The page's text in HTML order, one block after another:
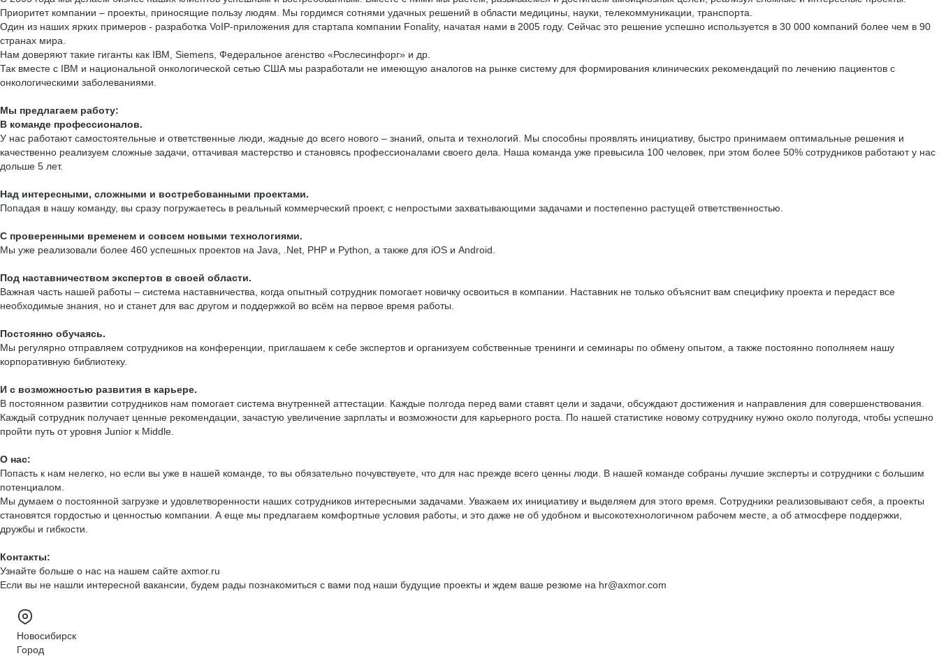
Приоритет компании – проекты, приносящие пользу людям. Мы гордимся сотнями удачных решений в области медицины, науки, телекоммуникации, транспорта.
Один из наших ярких примеров - разработка VoIP-приложения для стартапа компании Fonality, начатая нами в 2005 году. Сейчас это решение успешно используется в 30 000 компаний более чем в 90
странах мира.
Нам доверяют такие гиганты как IBM, Siemens, Федеральное агенство «Рослесинфорг» и др.
Так вместе с IBM и национальной онкологической сетью США мы разработали не имеющую аналогов на рынке систему для формирования клинических рекомендаций по лечению пациентов с
онкологическими заболеваниями.
Мы предлагаем работу:
В команде профессионалов.
У нас работают самостоятельные и ответственные люди, жадные до всего нового – знаний, опыта и технологий. Мы способны проявлять инициативу, быстро принимаем оптимальные решения и
качественно реализуем сложные задачи, оттачивая мастерство и становясь профессионалами своего дела. Наша команда уже превысила 100 человек, при этом более 50% сотрудников работают у нас
дольше 5 лет.
Над интересными, сложными и востребованными проектами.
Попадая в нашу команду, вы сразу погружаетесь в реальный коммерческий проект, с непростыми захватывающими задачами и постепенно растущей ответственностью.
С проверенными временем и совсем новыми технологиями.
Мы уже реализовали более 460 успешных проектов на Java, .Net, PHP и Python, а также для iOS и Android.
Под наставничеством экспертов в своей области.
Важная часть нашей работы – система наставничества, когда опытный сотрудник помогает новичку освоиться в компании. Наставник не только объяснит вам специфику проекта и передаст все
необходимые знания, но и станет для вас другом и поддержкой во всём на первое время работы.
Постоянно обучаясь.
Мы регулярно отправляем сотрудников на конференции, приглашаем к себе экспертов и организуем собственные тренинги и семинары по обмену опытом, а также постоянно пополняем нашу
корпоративную библиотеку.
И с возможностью развития в карьере.
В постоянном развитии сотрудников нам помогает система внутренней аттестации. Каждые полгода перед вами ставят цели и задачи, обсуждают достижения и направления для совершенствования.
Каждый сотрудник получает ценные рекомендации, зачастую увеличение зарплаты и возможности для карьерного роста. По нашей статистике новому сотруднику нужно около полугода, чтобы успешно
пройти путь от уровня Junior к Middle.
О нас:
Попасть к нам нелегко, но если вы уже в нашей команде, то вы обязательно почувствуете, что для нас прежде всего ценны люди. В нашей команде собраны лучшие эксперты и сотрудники с большим
потенциалом.
Мы думаем о постоянной загрузке и удовлетворенности наших сотрудников интересными задачами. Уважаем их инициативу и выделяем для этого время. Сотрудники реализовывают себя, а проекты
становятся гордостью и ценностью компании. А еще мы предлагаем комфортные условия работы, и это даже не об удобном и высокотехнологичном рабочем месте, а об атмосфере поддержки,
дружбы и гибкости.
Контакты:
Узнайте больше о нас на нашем сайте axmor.ru
Если вы не нашли интересной вакансии, будем рады познакомиться с вами под наши будущие проекты и ждем ваше резюме на hr@axmor.com
Новосибирск
Город